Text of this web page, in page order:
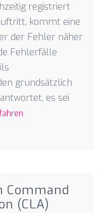
registriert
kommt eine
der Fehler näher
Fehlerfälle
grundsätzlich
es sei
Command
(CLA)